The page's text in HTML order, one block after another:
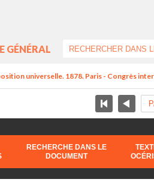
GÉNÉRAL
universelle. 1878. Paris - Congrès
RECHERCHE DANS LE
DOCUMENT